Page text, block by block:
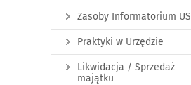
Zasoby Informatorium US
Praktyki w Urzędzie
Likwidacja / Sprzedaż
majątku